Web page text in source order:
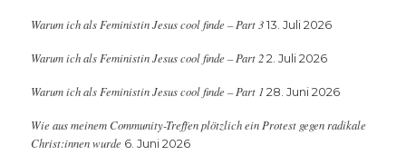
Warum ich als Feministin Jesus cool finde – Part 3 13. Juli 2026
Warum ich als Feministin Jesus cool finde – Part 2 2. Juli 2026
Warum ich als Feministin Jesus cool finde – Part 1 28. Juni 2026
Wie aus meinem Community-Treffen plötzlich ein Protest gegen radikale
Christ:innen wurde 6. Juni 2026